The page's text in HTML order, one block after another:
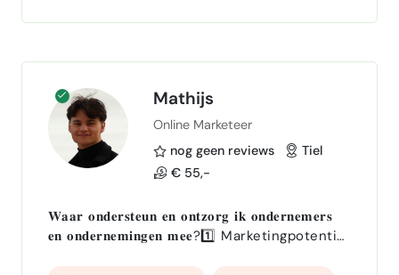
Full-cycle recruitment (van intake tot
Werving en slectieMathijs
Online Marketeer
nog geen reviews
Tiel
€ 55,-
𝐖𝐚𝐚𝐫 𝐨𝐧𝐝𝐞𝐫𝐬𝐭𝐞𝐮𝐧 𝐞𝐧 𝐨𝐧𝐭𝐳𝐨𝐫𝐠 𝐢𝐤 𝐨𝐧𝐝𝐞𝐫𝐧𝐞𝐦𝐞𝐫𝐬
𝐞𝐧 𝐨𝐧𝐝𝐞𝐫𝐧𝐞𝐦𝐢𝐧𝐠𝐞𝐧 𝐦𝐞𝐞?1️⃣ Marketingpotentie